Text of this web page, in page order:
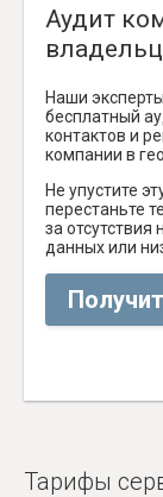
Аудит
Наши
бесплатный
контактов и
компании в
Не упустите
перестаньте
за отсутствия
данных или
Тарифы